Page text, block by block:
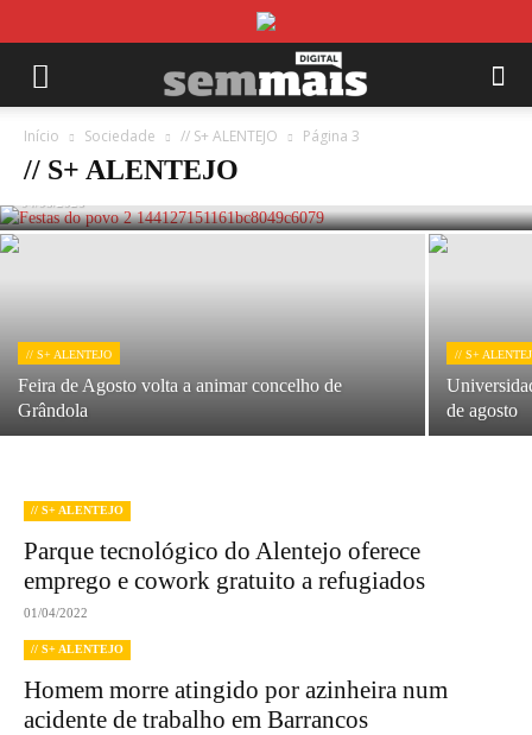
Início Sociedade // S+ ALENTEJO Página 3
// S+ ALENTEJO
Tradições, festivais e feiras dinamizam verão
alentejano
// S+ ALENTEJO
Feira de Agosto volta a animar concelho de
Grândola
// S+
de agosto
// S+ ALENTEJO
Parque tecnológico do Alentejo oferece
emprego e cowork gratuito a refugiados
01/04/2022
// S+ ALENTEJO
Homem morre atingido por azinheira num
acidente de trabalho em Barrancos